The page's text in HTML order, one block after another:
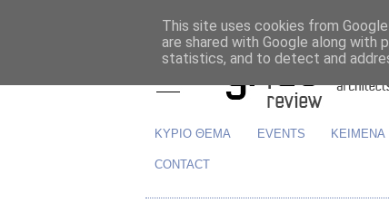
ΚΥΡΙΟ ΘΕΜΑ EVENTS ΚΕΙΜΕΝΑ
CONTACT
This site uses cookies from
are shared with Google along with
statistics, and to detect and